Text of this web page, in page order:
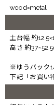
wood×metal
土台幅 約
高さ 約
※ゆうパック
下記「お買い